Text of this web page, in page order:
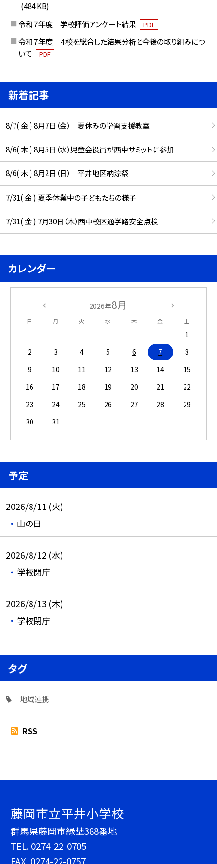
(484 KB)
令和７年度 学校評価アンケート結果
PDF
令和７年度 ４校を総合した結果分析と今後の取り組みにつ
いて
PDF
新着記事
8/7( 金 ) 8月7日（金） 夏休みの学習支援教室
8/6( 木 ) 8月5日（水）児童会役員が西中サミットに参加
8/6( 木 ) 8月2日（日） 平井地区納涼祭
7/31( 金 ) 夏季休業中の子どもたちの様子
7/31( 金 ) 7月30日（木）西中校区通学路安全点検
カレンダー
2026年8月
日 月 火 水 木 金 土
1
2
3 4 5 6 7
8
9
10 11 12 13 14
15
16
17 18 19 20 21
22
23
24 25 26 27 28
29
30
31
予定
2026/8/11 (火)
山の日
2026/8/12 (水)
学校閉庁
2026/8/13 (木)
学校閉庁
タグ
地域連携
RSS
藤岡市立平井小学校
群馬県藤岡市緑埜388番地
TEL. 0274-22-0705
FAX. 0274-22-0757